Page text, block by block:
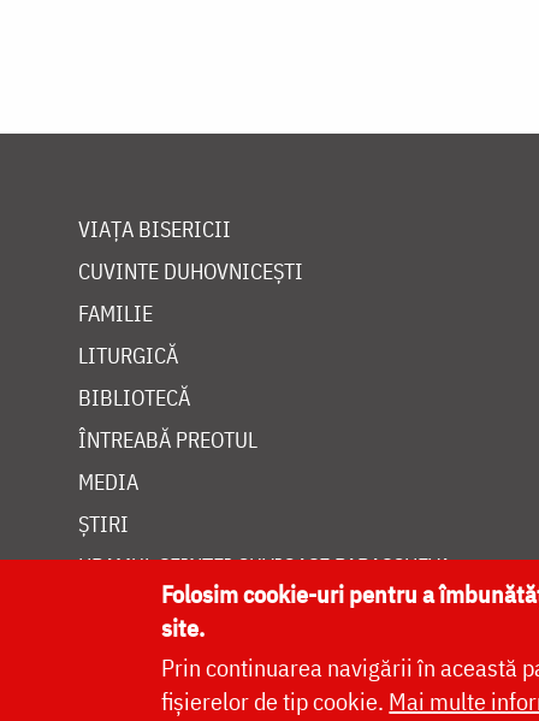
VIAȚA BISERICII
CUVINTE DUHOVNICEȘTI
FAMILIE
LITURGICĂ
BIBLIOTECĂ
ÎNTREABĂ PREOTUL
MEDIA
ȘTIRI
HRAMUL SFINTEI CUVIOASE PARASCHEVA
Site
Folosim cookie-uri pentru a
site.
Prin continuarea navigării în această
fișierelor de tip cookie. Mai multe